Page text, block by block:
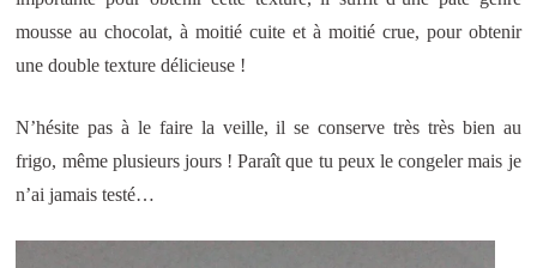
mousse au chocolat, à moitié cuite et à moitié crue, pour obtenir
une double texture délicieuse !
N’hésite pas à le faire la veille, il se conserve très très bien au
frigo, même plusieurs jours ! Paraît que tu peux le congeler mais je
n’ai jamais testé…